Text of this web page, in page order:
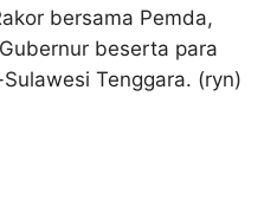
bersama Pemda,
beserta para
Tenggara. (ryn)